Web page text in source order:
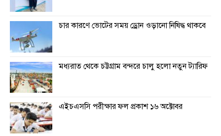
চার কারণে ভোটের সময় ড্রোন ওড়ানো নিষিদ্ধ থাকবে
মধ্যরাত থেকে চট্টগ্রাম বন্দরে চালু হলো নতুন ট্যারিফ
এইচএসসি পরীক্ষার ফল প্রকাশ ১৬ অক্টোবর